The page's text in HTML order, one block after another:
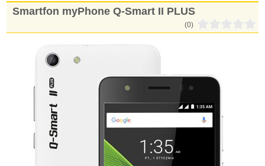
Smartfon myPhone Q-Smart II PLUS
(0)